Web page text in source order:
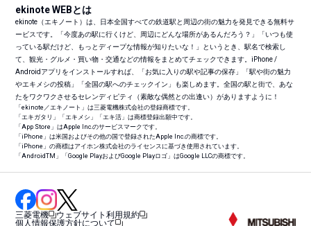
ekinote WEBとは
ekinote（エキノート）は、日本全国すべての鉄道駅と周辺の街の魅力を発見できる無料サ
ービスです。「今度あの駅に行くけど、周辺にどんな場所があるんだろう？」「いつも使
っている駅だけど、もっとディープな情報が知りたいな！」というとき、駅名で検索し
て、観光・グルメ・買い物・交通などの情報をまとめてチェックできます。iPhone /
Androidアプリをインストールすれば、「お気に入りの駅や記事の保存」「駅や街の魅力
やエキメシの投稿」「全国の駅へのチェックイン」も楽しめます。全国の駅と街で、あな
たをワクワクさせるセレンディピティ（素敵な偶然との出逢い）がありますように！
「ekinote／エキノート」は三菱電機株式会社の登録商標です。
「エキガタリ」「エキメシ」「エキ活」は商標登録出願中です。
「App Store」はApple Inc.のサービスマークです。
「iPhone」は米国およびその他の国で登録されたApple Inc.の商標です。
「iPhone」の商標はアイホン株式会社のライセンスに基づき使用されています。
「AndroidTM 」「Google PlayおよびGoogle Playロゴ」はGoogle LLCの商標です。
三菱電機
ウェブサイト利用規約
個人情報保護方針について